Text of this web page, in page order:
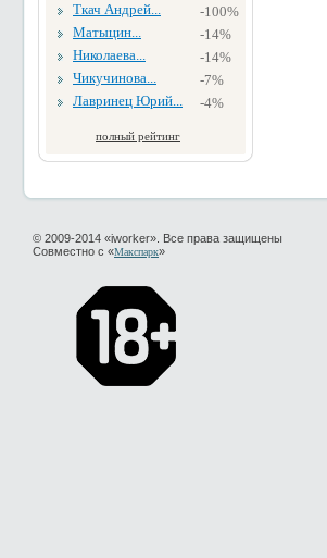
Ткач Андрей...
-100%
Матыцин...
-14%
Николаева...
-14%
Чикучинова...
-7%
Лавринец Юрий...
-4%
полный рейтинг
© 2009-2014 «iworker». Все права защищены
Совместно с «Макспарк»